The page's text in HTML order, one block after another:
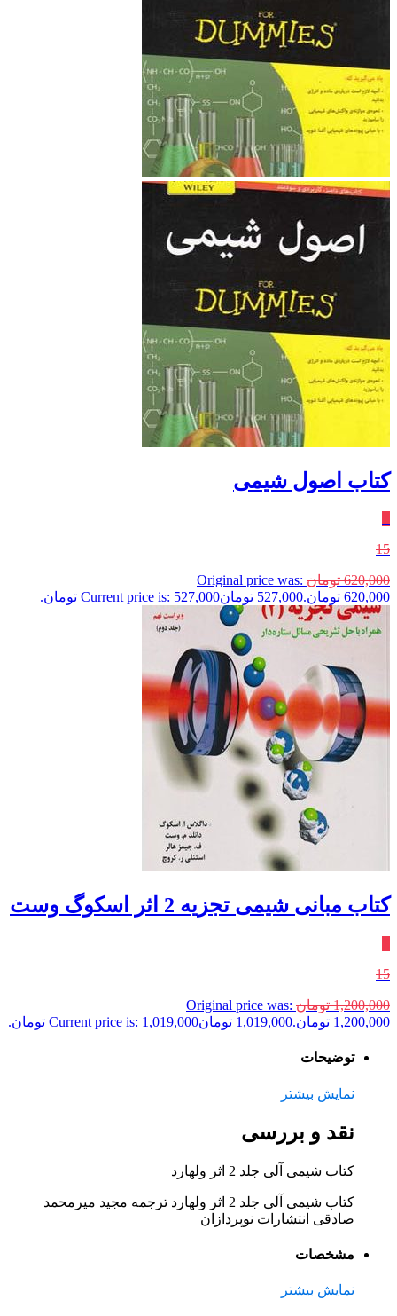
کتاب اصول شیمی
15
620,000 تومان Original price was:
620,000 تومان.
527,000 تومانCurrent price is: 527,000 تومان.
کتاب مبانی شیمی تجزیه 2 اثر اسکوگ وست
15
1,200,000 تومان Original price was:
1,200,000 تومان.
1,019,000 تومانCurrent price is: 1,019,000 تومان.
توضیحات
نمایش بیشتر
نقد و بررسی
کتاب شیمی آلی جلد 2 اثر ولهارد
کتاب شیمی آلی جلد 2 اثر ولهارد ترجمه مجید میرمحمد
صادقی انتشارات نوپردازان
مشخصات
نمایش بیشتر